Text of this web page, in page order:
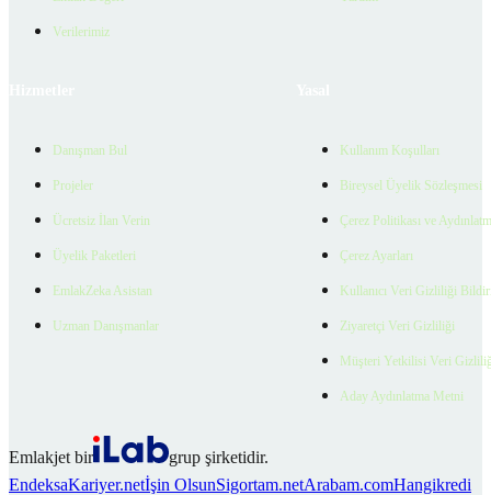
Verilerimiz
Danışman Bul
Projeler
Ücretsiz İlan Verin
Üyelik Paketleri
EmlakZeka Asistan
Uzman Danışmanlar
Kullanım Koşulları
Bireysel Üyelik Sözleşmesi
Çerez Politikası ve
Çerez Ayarları
Kullanıcı Veri Gizliliği
Ziyaretçi Veri Gizliliği
Müşteri Yetkilisi Veri
Aday Aydınlatma Metni
Emlakjet bir
grup şirketidir.
EndeksaKariyer.netİşin OlsunSigortam.netArabam.comHangikredi